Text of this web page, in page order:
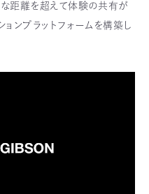
距離を超えて体験の共有が
ンプラットフォームを構築し